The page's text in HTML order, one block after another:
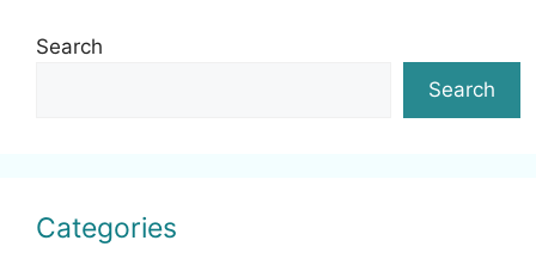
Search
Search
Categories